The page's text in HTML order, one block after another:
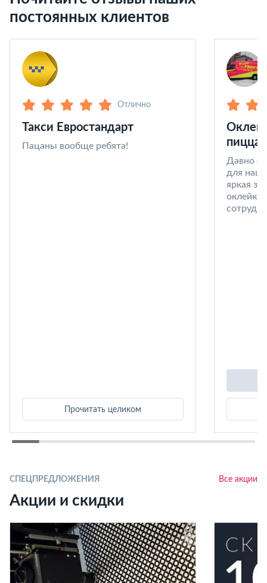
постоянных клиентов
Отлично
Такси Евростандарт
Пацаны вообще ребята!
Прочитать целиком
пицца
Давно
для
яркая
оклейке
СПЕЦПРЕДЛОЖЕНИЯ Все акции
Акции и скидки